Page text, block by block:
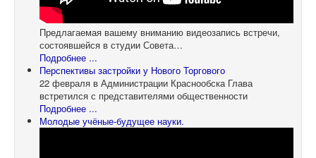
Предлагаемая вашему вниманию видеозапись встречи,
состоявшейся в студии Совета…
Подробнее ...
Перспективы застройки у Нового Торгового
22 февраля в Администрации Краснообска Глава
встретился с представителями общественности
Подробнее ...
Молодые учёные-будущее науки.